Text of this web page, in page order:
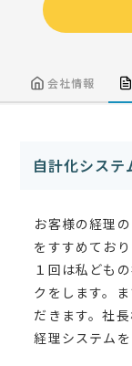
会社情報
自計化システ
お客様の経理
をすすめてお
１回は私ども
クをします。
だきます。社
経理システムを